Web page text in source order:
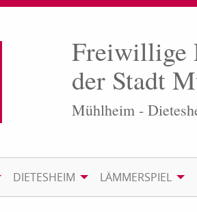
Freiwillige
der Stadt
Mühlheim -
DIETESHEIM LÄMMERSPIEL